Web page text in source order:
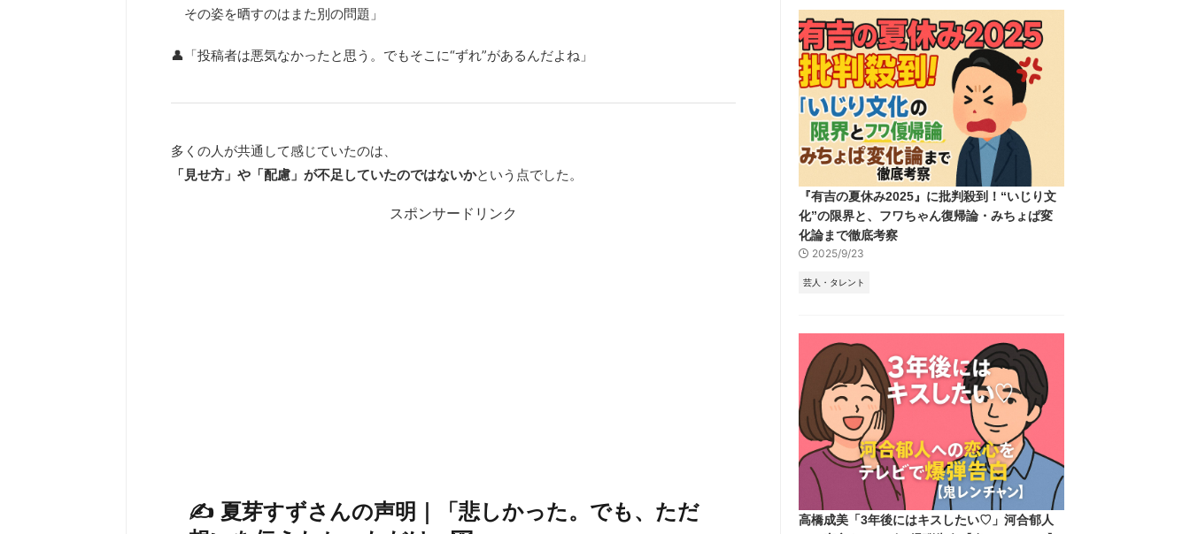
その姿を晒すのはまた別の問題」
👤「投稿者は悪気なかったと思う。でもそこに“ずれ”があるんだよね」
多くの人が共通して感じていたのは、
「見せ方」や「配慮」が不足していたのではないかという点でした。
スポンサードリンク
✍️ 夏芽すずさんの声明｜「悲しかった。でも、ただ
『有吉の夏休み2025』に批判殺到！“いじり文
化”の限界と、フワちゃん復帰論・みちょぱ変
化論まで徹底考察
2025/9/23
芸人・タレント
高橋成美「3年後にはキスしたい♡」河合郁人